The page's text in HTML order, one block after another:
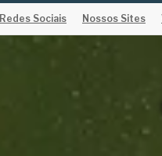
Redes Sociais Nossos Sites